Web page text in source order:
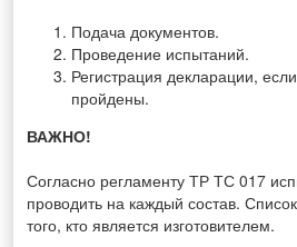
Подача документов.
Проведение испытаний.
Регистрация декларации,
пройдены.
ВАЖНО!
Согласно регламенту ТР ТС 017
проводить на каждый состав.
того, кто является изготовителем.